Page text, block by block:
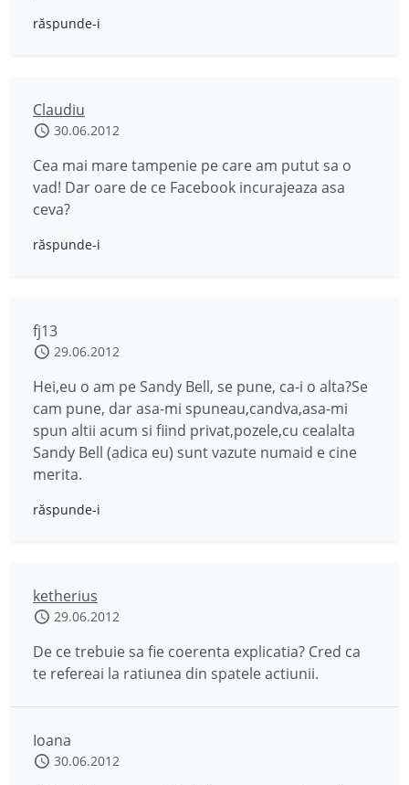
răspunde-i
Claudiu
30.06.2012
Cea mai mare tampenie pe care am putut sa o
vad! Dar oare de ce Facebook incurajeaza asa
ceva?
răspunde-i
fj13
29.06.2012
Hei,eu o am pe Sandy Bell, se pune, ca-i o alta?Se
cam pune, dar asa-mi spuneau,candva,asa-mi
spun altii acum si fiind privat,pozele,cu cealalta
Sandy Bell (adica eu) sunt vazute numaid e cine
merita.
răspunde-i
ketherius
29.06.2012
De ce trebuie sa fie coerenta explicatia? Cred ca
te refereai la ratiunea din spatele actiunii.
Ioana
30.06.2012